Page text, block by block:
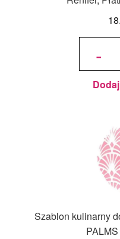
-
ilość
do
dekoracji
-
Choinka,
Bombka,
Płatki
Śniegu -
Decora
Szablon kulinarny